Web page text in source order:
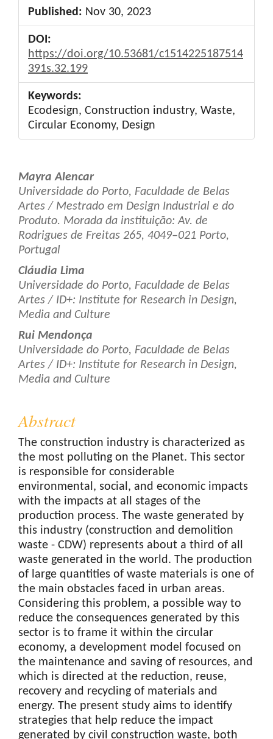
Published: Nov 30, 2023
DOI:
https://doi.org/10.53681/c1514225187514
391s.32.199
Keywords:
Ecodesign, Construction industry, Waste,
Circular Economy, Design
Main
Article
Content
Mayra Alencar
Universidade do Porto, Faculdade de Belas
Artes / Mestrado em Design Industrial e do
Produto. Morada da instituição: Av. de
Rodrigues de Freitas 265, 4049–021 Porto,
Portugal
Cláudia Lima
Universidade do Porto, Faculdade de Belas
Artes / ID+: Institute for Research in Design,
Media and Culture
Rui Mendonça
Universidade do Porto, Faculdade de Belas
Artes / ID+: Institute for Research in Design,
Media and Culture
Abstract
The construction industry is characterized as
the most polluting on the Planet. This sector
is responsible for considerable
environmental, social, and economic impacts
with the impacts at all stages of the
production process. The waste generated by
this industry (construction and demolition
waste - CDW) represents about a third of all
waste generated in the world. The production
of large quantities of waste materials is one of
the main obstacles faced in urban areas.
Considering this problem, a possible way to
reduce the consequences generated by this
sector is to frame it within the circular
economy, a development model focused on
the maintenance and saving of resources, and
which is directed at the reduction, reuse,
recovery and recycling of materials and
energy. The present study aims to identify
strategies that help reduce the impact
generated by civil construction waste, both